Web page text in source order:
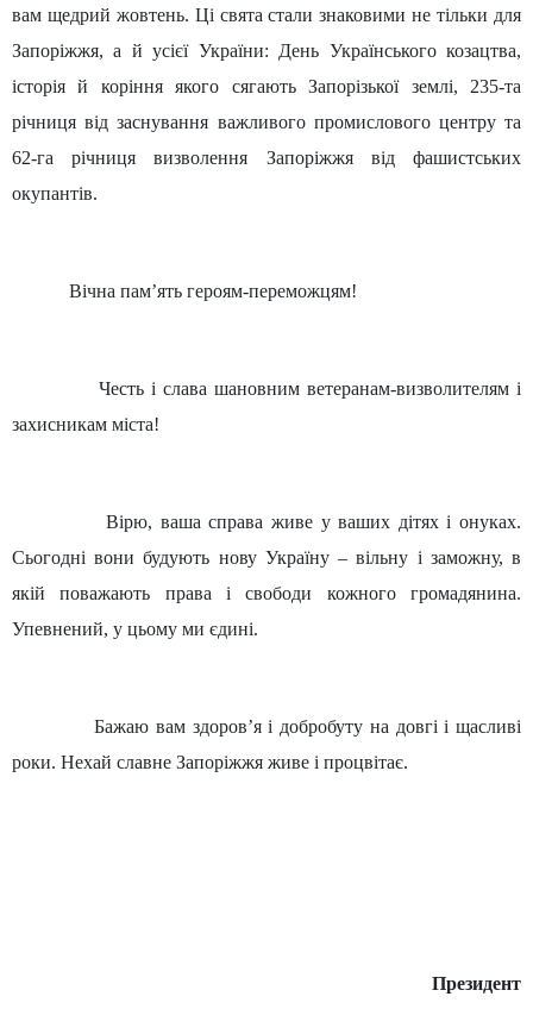
вам щедрий жовтень. Ці свята стали знаковими не тільки для
Запоріжжя, а й усієї України: День Українського козацтва,
історія й коріння якого сягають Запорізької землі, 235-та
річниця від заснування важливого промислового центру та
62-га річниця визволення Запоріжжя від фашистських
окупантів.
Вічна пам’ять героям-переможцям!
Честь і слава шановним ветеранам-визволителям і
захисникам міста!
Вірю, ваша справа живе у ваших дітях і онуках.
Сьогодні вони будують нову Україну – вільну і заможну, в
якій поважають права і свободи кожного громадянина.
Упевнений, у цьому ми єдині.
Бажаю вам здоров’я і добробуту на довгі і щасливі
роки. Нехай славне Запоріжжя живе і процвітає.
Президент